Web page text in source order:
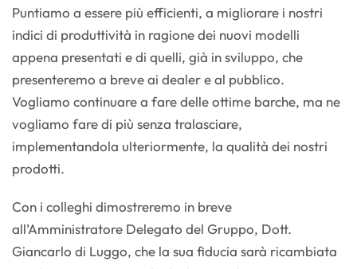
Puntiamo a essere più efficienti, a migliorare i nostri
indici di produttività in ragione dei nuovi modelli
appena presentati e di quelli, già in sviluppo, che
presenteremo a breve ai dealer e al pubblico.
Vogliamo continuare a fare delle ottime barche, ma ne
vogliamo fare di più senza tralasciare,
implementandola ulteriormente, la qualità dei nostri
prodotti.
Con i colleghi dimostreremo in breve
all’Amministratore Delegato del Gruppo, Dott.
Giancarlo di Luggo, che la sua fiducia sarà ricambiata